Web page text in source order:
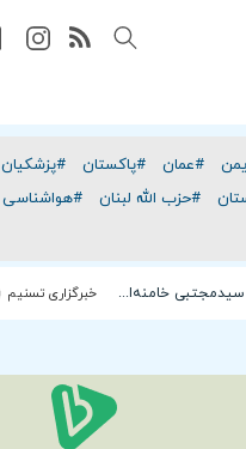
#عمان #پاکستان
#پزشکیان
#حزب الله لبنان
#هواشناسی
خبرگزاری تسنیم ببینید| پزشکیان: شخصیت آیت‌الله سیدمجتبی خامنه‌ای استثنائی است